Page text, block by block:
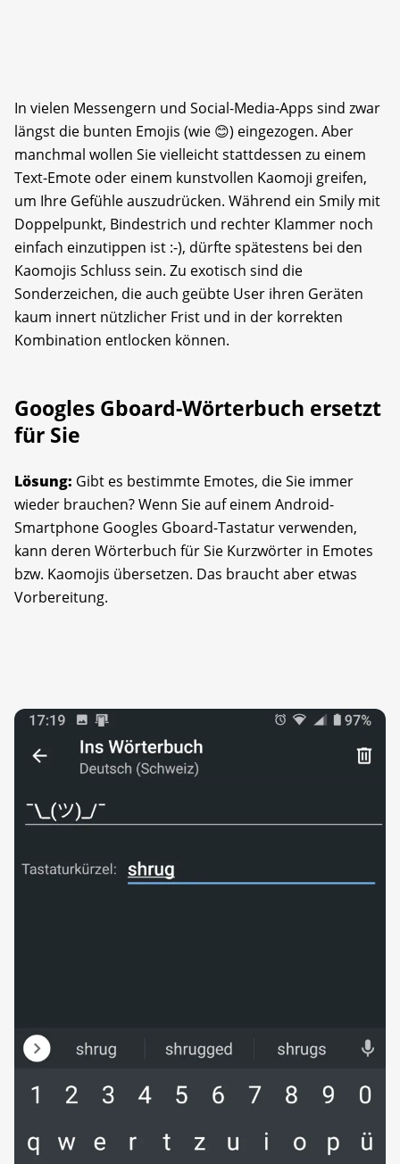
In vielen Messengern und Social-Media-Apps sind zwar
längst die bunten Emojis (wie 😊) eingezogen. Aber
manchmal wollen Sie vielleicht stattdessen zu einem
Text-Emote oder einem kunstvollen Kaomoji greifen,
um Ihre Gefühle auszudrücken. Während ein Smily mit
Doppelpunkt, Bindestrich und rechter Klammer noch
einfach einzutippen ist :-), dürfte spätestens bei den
Kaomojis Schluss sein. Zu exotisch sind die
Sonderzeichen, die auch geübte User ihren Geräten
kaum innert nützlicher Frist und in der korrekten
Kombination entlocken können.
Googles Gboard-Wörterbuch ersetzt
für Sie
Lösung: Gibt es bestimmte Emotes, die Sie immer
wieder brauchen? Wenn Sie auf einem Android-
Smartphone Googles Gboard-Tastatur verwenden,
kann deren Wörterbuch für Sie Kurzwörter in Emotes
bzw. Kaomojis übersetzen. Das braucht aber etwas
Vorbereitung.